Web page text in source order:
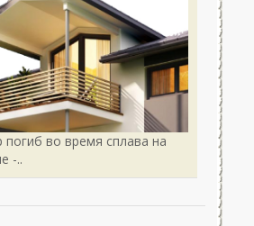
погиб во время сплава на
-..